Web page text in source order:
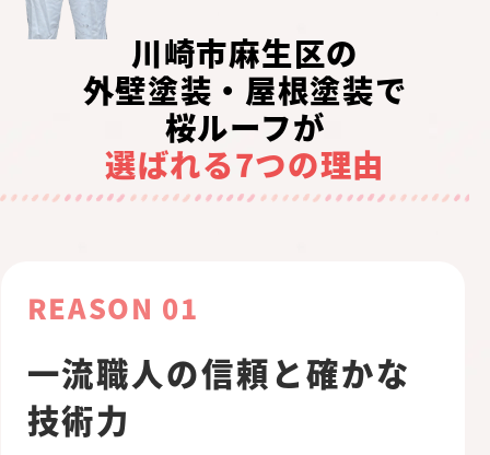
川崎市麻生区の
外壁塗装・屋根塗装で
桜ルーフが
選ばれる7つの理由
REASON 01
一流職人の信頼と確かな
技術力